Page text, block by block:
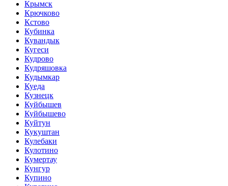
Крымск
Крючково
Кстово
Кубинка
Кувандык
Кугеси
Кудрово
Кудряшовка
Кудымкар
Куеда
Кузнецк
Куйбышев
Куйбышево
Куйтун
Кукуштан
Кулебаки
Кулотино
Кумертау
Кунгур
Купино